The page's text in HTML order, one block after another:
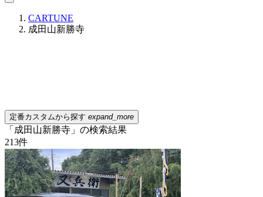
CARTUNE
成田山新勝寺
定番カスタムから探す expand_more
「成田山新勝寺」の検索結果
213件